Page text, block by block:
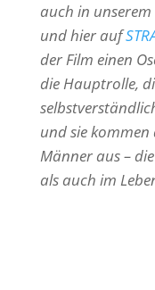
auch in unserem
und hier auf
der Film einen
die Hauptrolle,
und sie
Männer aus –
als auch im